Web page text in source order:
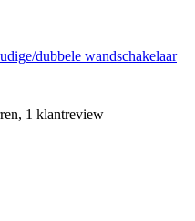
dubbele wandschakelaar
1 klantreview